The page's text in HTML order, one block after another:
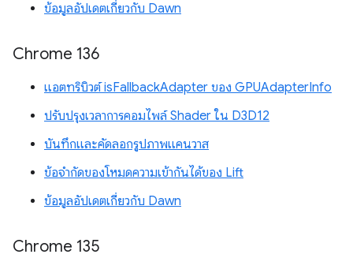
ข้อมูลอัปเดตเกี่ยวกับ Dawn
Chrome 136
แอตทริบิวต์ isFallbackAdapter ของ GPUAdapterInfo
ปรับปรุงเวลาการคอมไพล์ Shader ใน D3D12
บันทึกและคัดลอกรูปภาพแคนวาส
ข้อจำกัดของโหมดความเข้ากันได้ของ Lift
ข้อมูลอัปเดตเกี่ยวกับ Dawn
Chrome 135